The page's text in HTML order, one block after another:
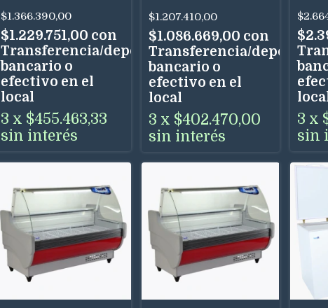
$1.366.390,00
$1.229.751,00 con
Transferencia/depósito
bancario o
efectivo en el
local
3 x $455.463,33
sin interés
$1.207.410,00
$1.086.669,00 con
Transferencia/depósito
bancario o
efectivo en el
local
3 x $402.470,00
sin interés
3 x
sin